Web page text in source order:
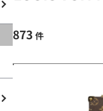
873 件